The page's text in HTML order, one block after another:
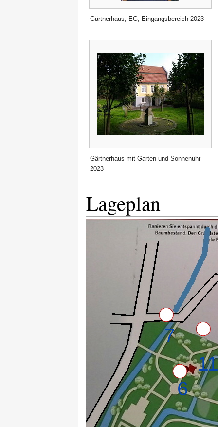
Gärtnerhaus, EG, Eingangsbereich 2023
Gärtnerhaus mit Garten und Sonnenuhr
2023
Lageplan
6
7
11